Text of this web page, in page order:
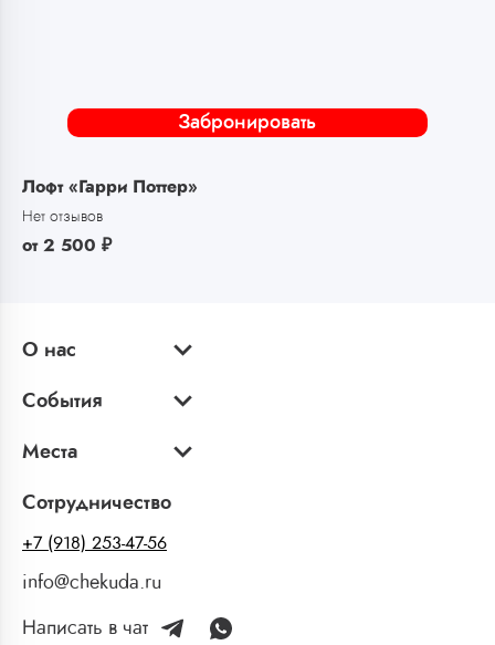
Забронировать
Лофт «Гарри Поттер»
Нет отзывов
от 2 500 ₽
О нас
События
Места
Сотрудничество
+7 (918) 253-47-56
info@chekuda.ru
Написать в чат